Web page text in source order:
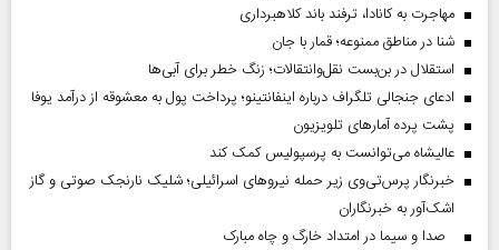
مهاجرت به کانادا، ترفند باند کلاهبرداری
شنا در مناطق ممنوعه؛ قمار با جان
استقلال در بن‌بست نقل‌وانتقالات؛ زنگ خطر برای آبی‌ها
ادعای جنجالی تلگراف درباره اینفانتینو؛ پرداخت پول به معشوقه از درآمد یوفا
پشت پرده آمارهای تلویزیون
عالیشاه می‌توانست به پرسپولیس کمک کند
خبرنگار پرس‌تی‌وی زیر حمله نیروهای اسرائیلی؛ شلیک نارنجک صوتی و گاز
اشک‌آور به خبرنگاران
صدا و سیما در امتداد خارگ و چاه مبارک